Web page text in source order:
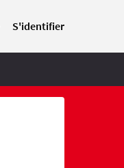
S'identifier